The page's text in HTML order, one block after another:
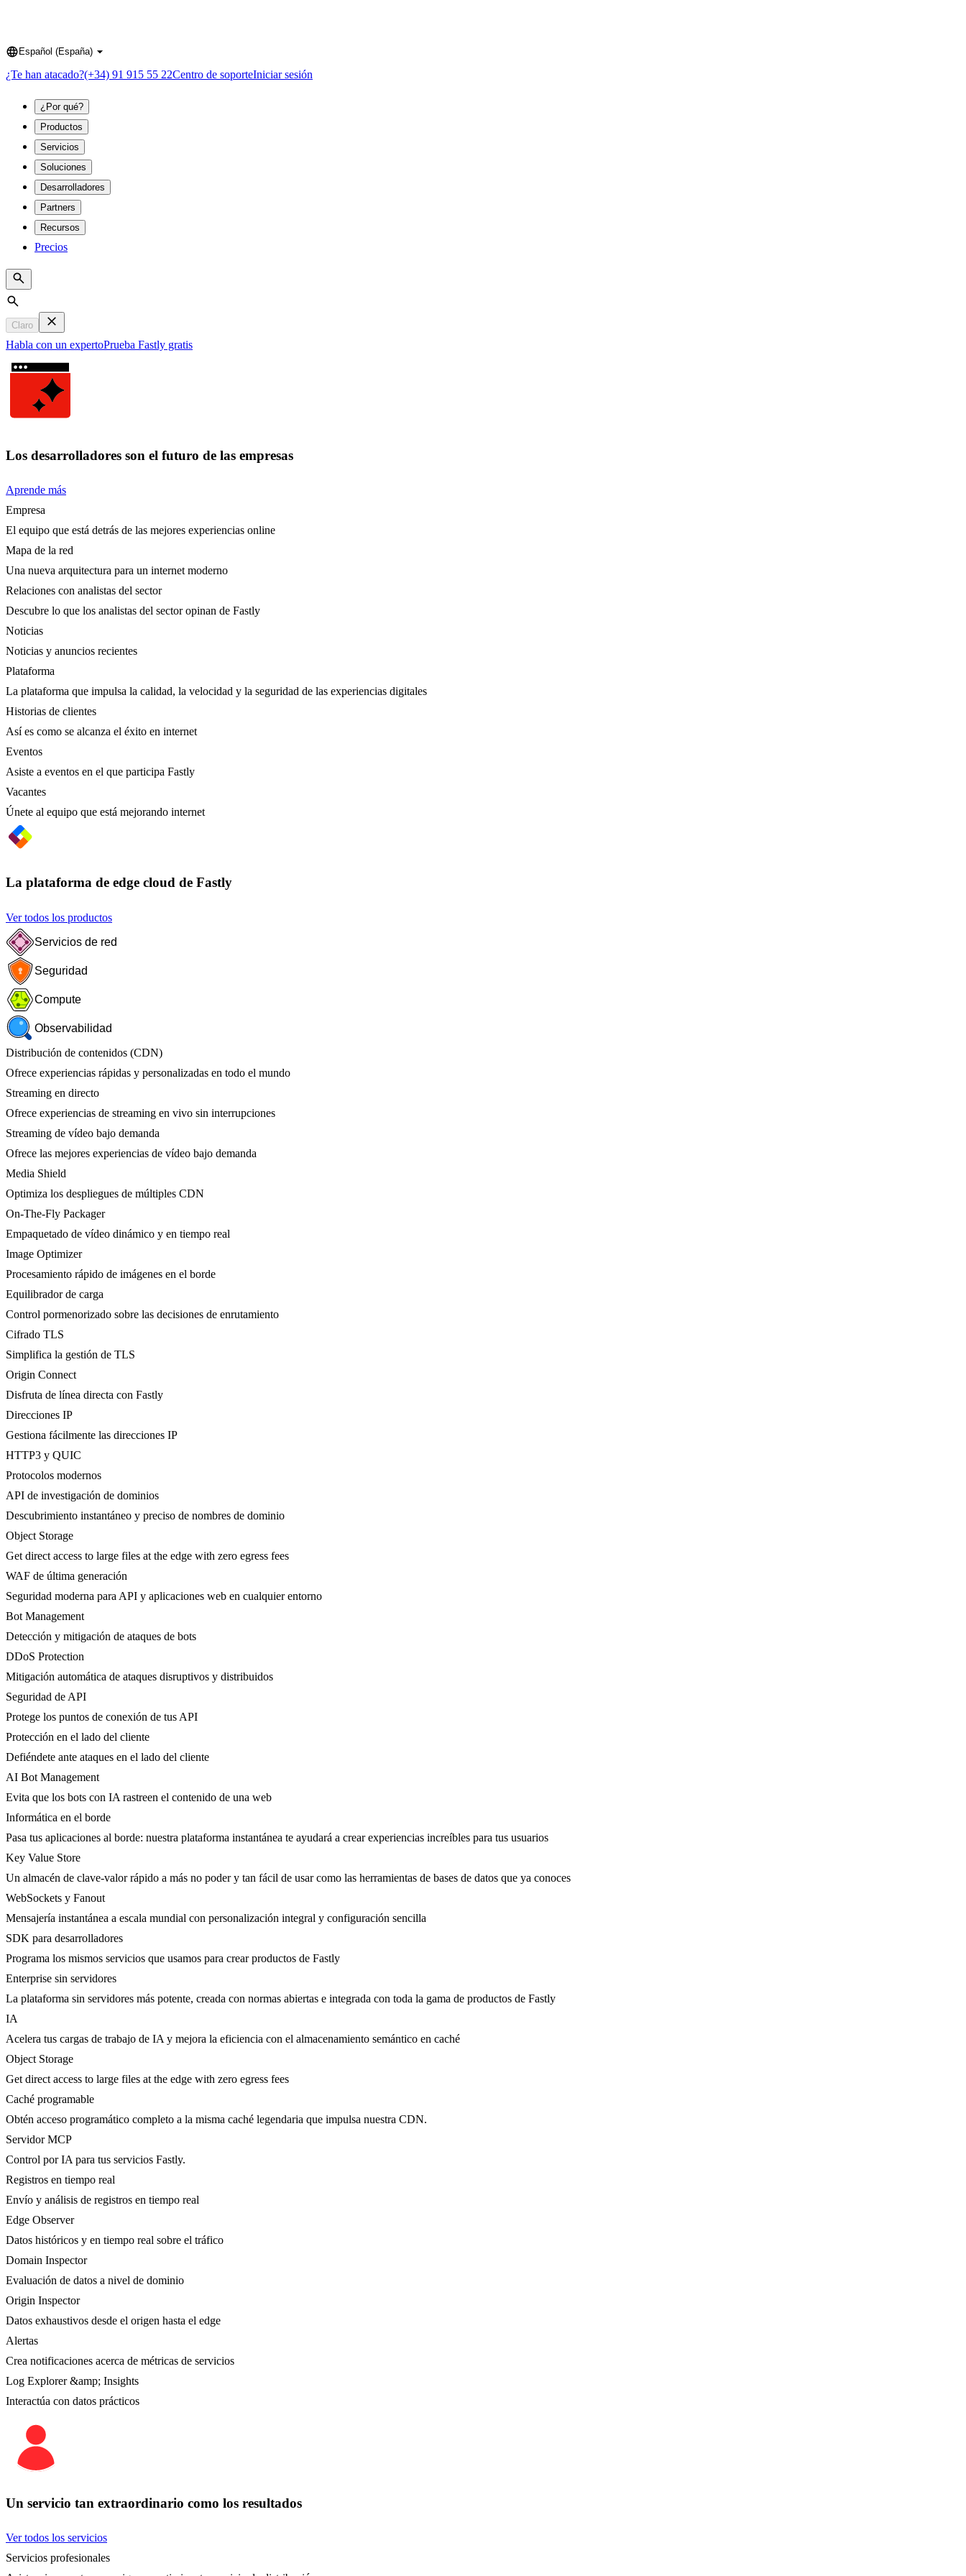
Language
Español (España)
¿Te han atacado?(+34) 91 915 55 22Centro de soporteIniciar sesión
¿Por qué?
Productos
Servicios
Soluciones
Desarrolladores
Partners
Recursos
Precios
Search
Claro
Habla con un expertoPrueba Fastly gratis
Los desarrolladores son el futuro de las empresas
Aprende más
Empresa
El equipo que está detrás de las mejores experiencias online
Mapa de la red
Una nueva arquitectura para un internet moderno
Relaciones con analistas del sector
Descubre lo que los analistas del sector opinan de Fastly
Noticias
Noticias y anuncios recientes
Plataforma
La plataforma que impulsa la calidad, la velocidad y la seguridad de las experiencias digitales
Historias de clientes
Así es como se alcanza el éxito en internet
Eventos
Asiste a eventos en el que participa Fastly
Vacantes
Únete al equipo que está mejorando internet
La plataforma de edge cloud de Fastly
Ver todos los productos
Servicios de red
Seguridad
Compute
Observabilidad
Distribución de contenidos (CDN)
Ofrece experiencias rápidas y personalizadas en todo el mundo
Streaming en directo
Ofrece experiencias de streaming en vivo sin interrupciones
Streaming de vídeo bajo demanda
Ofrece las mejores experiencias de vídeo bajo demanda
Media Shield
Optimiza los despliegues de múltiples CDN
On-The-Fly Packager
Empaquetado de vídeo dinámico y en tiempo real
Image Optimizer
Procesamiento rápido de imágenes en el borde
Equilibrador de carga
Control pormenorizado sobre las decisiones de enrutamiento
Cifrado TLS
Simplifica la gestión de TLS
Origin Connect
Disfruta de línea directa con Fastly
Direcciones IP
Gestiona fácilmente las direcciones IP
HTTP3 y QUIC
Protocolos modernos
API de investigación de dominios
Descubrimiento instantáneo y preciso de nombres de dominio
Object Storage
Get direct access to large files at the edge with zero egress fees
WAF de última generación
Seguridad moderna para API y aplicaciones web en cualquier entorno
Bot Management
Detección y mitigación de ataques de bots
DDoS Protection
Mitigación automática de ataques disruptivos y distribuidos
Seguridad de API
Protege los puntos de conexión de tus API
Protección en el lado del cliente
Defiéndete ante ataques en el lado del cliente
AI Bot Management
Evita que los bots con IA rastreen el contenido de una web
Informática en el borde
Pasa tus aplicaciones al borde: nuestra plataforma instantánea te ayudará a crear experiencias increíbles para tus usuarios
Key Value Store
Un almacén de clave-valor rápido a más no poder y tan fácil de usar como las herramientas de bases de datos que ya conoces
WebSockets y Fanout
Mensajería instantánea a escala mundial con personalización integral y configuración sencilla
SDK para desarrolladores
Programa los mismos servicios que usamos para crear productos de Fastly
Enterprise sin servidores
La plataforma sin servidores más potente, creada con normas abiertas e integrada con toda la gama de productos de Fastly
IA
Acelera tus cargas de trabajo de IA y mejora la eficiencia con el almacenamiento semántico en caché
Object Storage
Get direct access to large files at the edge with zero egress fees
Caché programable
Obtén acceso programático completo a la misma caché legendaria que impulsa nuestra CDN.
Servidor MCP
Control por IA para tus servicios Fastly.
Registros en tiempo real
Envío y análisis de registros en tiempo real
Edge Observer
Datos históricos y en tiempo real sobre el tráfico
Domain Inspector
Evaluación de datos a nivel de dominio
Origin Inspector
Datos exhaustivos desde el origen hasta el edge
Alertas
Crea notificaciones acerca de métricas de servicios
Log Explorer &amp; Insights
Interactúa con datos prácticos
Un servicio tan extraordinario como los resultados
Ver todos los servicios
Servicios profesionales